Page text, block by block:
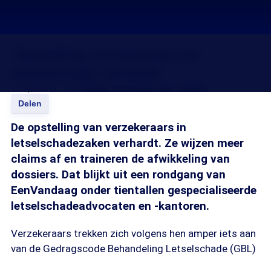
Delen
De opstelling van verzekeraars in
letselschadezaken verhardt. Ze wijzen meer
claims af en traineren de afwikkeling van
dossiers. Dat blijkt uit een rondgang van
EenVandaag onder tientallen gespecialiseerde
letselschadeadvocaten en -kantoren.
Verzekeraars trekken zich volgens hen amper iets aan
van de Gedragscode Behandeling Letselschade (GBL)